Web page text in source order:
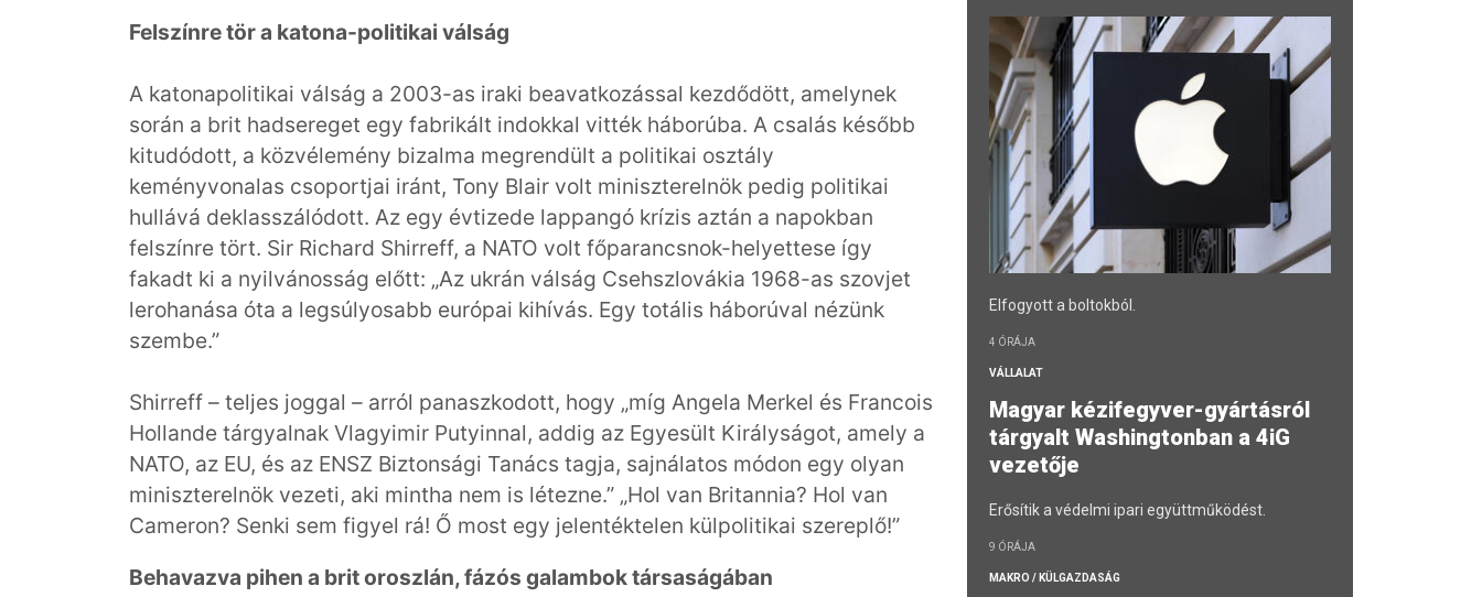
Felszínre tör a katona-politikai válság
A katonapolitikai válság a 2003-as iraki beavatkozással kezdődött, amelynek
során a brit hadsereget egy fabrikált indokkal vitték háborúba. A csalás később
kitudódott, a közvélemény bizalma megrendült a politikai osztály
keményvonalas csoportjai iránt, Tony Blair volt miniszterelnök pedig politikai
hullává deklasszálódott. Az egy évtizede lappangó krízis aztán a napokban
felszínre tört. Sir Richard Shirreff, a NATO volt főparancsnok-helyettese így
fakadt ki a nyilvánosság előtt: „Az ukrán válság Csehszlovákia 1968-as szovjet
lerohanása óta a legsúlyosabb európai kihívás. Egy totális háborúval nézünk
szembe.”
Shirreff – teljes joggal – arról panaszkodott, hogy „míg Angela Merkel és Francois
Hollande tárgyalnak Vlagyimir Putyinnal, addig az Egyesült Királyságot, amely a
NATO, az EU, és az ENSZ Biztonsági Tanács tagja, sajnálatos módon egy olyan
miniszterelnök vezeti, aki mintha nem is létezne.” „Hol van Britannia? Hol van
Cameron? Senki sem figyel rá! Ő most egy jelentéktelen külpolitikai szereplő!”
Behavazva pihen a brit oroszlán, fázós galambok társaságában
Elfogyott a boltokból.
4 ÓRÁJA
VÁLLALAT
Magyar kézifegyver-gyártásról
tárgyalt Washingtonban a 4iG
vezetője
Erősítik a védelmi ipari együttműködést.
9 ÓRÁJA
MAKRO / KÜLGAZDASÁG